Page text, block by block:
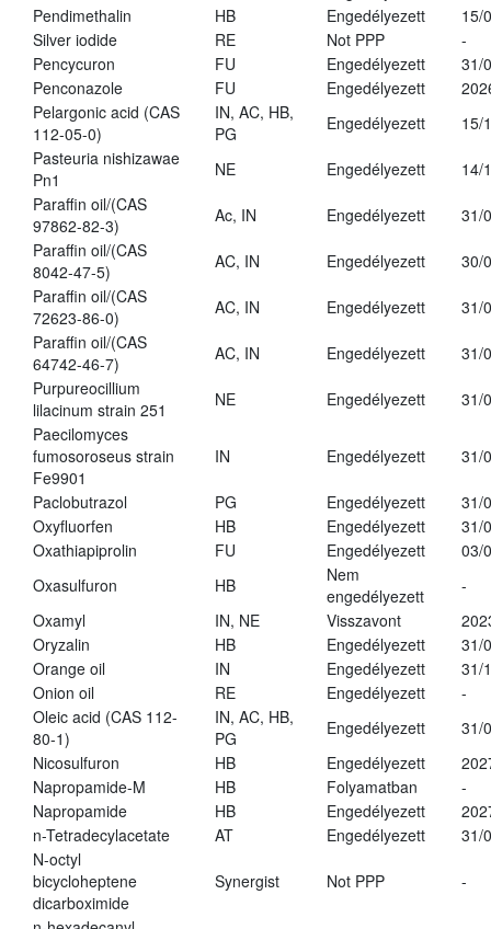
Pendimethalin
HB Engedélyezett
15/
Silver iodide
RE Not PPP
-
Pencycuron
FU Engedélyezett
31/
Penconazole
FU Engedélyezett
Pelargonic acid (CAS
112-05-0)
IN, AC, HB,
PG
Engedélyezett
15/
Pasteuria nishizawae
Pn1
NE Engedélyezett
14/
Paraffin oil/(CAS
97862-82-3)
Ac, IN Engedélyezett
31/
Paraffin oil/(CAS
8042-47-5)
AC, IN Engedélyezett
30/
Paraffin oil/(CAS
72623-86-0)
AC, IN Engedélyezett
31/
Paraffin oil/(CAS
64742-46-7)
AC, IN Engedélyezett
31/
Purpureocillium
lilacinum strain 251
NE Engedélyezett
31/
Paecilomyces
fumosoroseus strain
Fe9901
IN Engedélyezett 31/
Paclobutrazol PG Engedélyezett
31/
Oxyfluorfen
HB Engedélyezett
31/
Oxathiapiprolin
FU Engedélyezett
03/
Oxasulfuron
HB
Nem
engedélyezett
-
Oxamyl
IN, NE Visszavont
Oryzalin
HB Engedélyezett
31/
Orange oil
IN Engedélyezett
31/
Onion oil
RE Engedélyezett
-
Oleic acid (CAS 112-
80-1)
IN, AC, HB,
PG
Engedélyezett
31/
Nicosulfuron
HB Engedélyezett
Napropamide-M
HB Folyamatban
-
Napropamide
HB Engedélyezett
n-Tetradecylacetate
AT Engedélyezett
31/
N-octyl
bicycloheptene
dicarboximide
Synergist Not PPP -